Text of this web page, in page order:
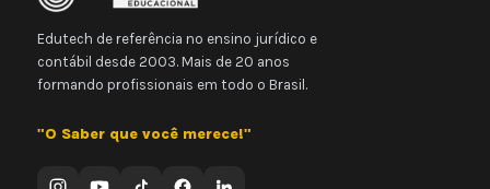
Edutech de referência no ensino jurídico e
contábil desde 2003. Mais de 20 anos
formando profissionais em todo o Brasil.
"O Saber que você merece!"